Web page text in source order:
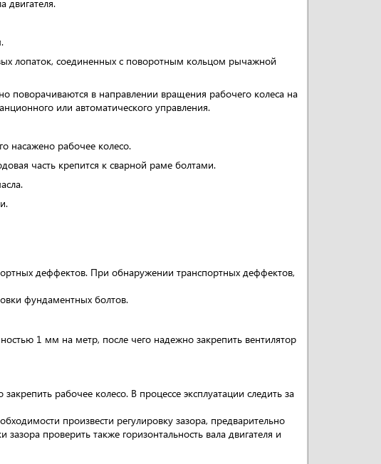
двигателя.
лопаток, соединенных с поворотным кольцом рычажной
поворачиваются в направлении вращения рабочего колеса на
или автоматического управления.
насажено рабочее колесо.
часть крепится к сварной раме болтами.
деффектов. При обнаружении транспортных деффектов,
фундаментных болтов.
1 мм на метр, после чего надежно закрепить вентилятор
рабочее колесо. В процессе эксплуатации следить за
произвести регулировку зазора, предварительно
проверить также горизонтальность вала двигателя и